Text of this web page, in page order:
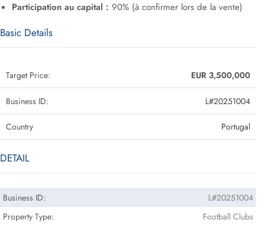
Participation au capital : 90% (à confirmer lors de la vente)
Basic Details
Target Price: EUR 3,500,000
Business ID: L#20251004
Country Portugal
DETAIL
Business ID:
L#20251004
Property Type:
Football Clubs